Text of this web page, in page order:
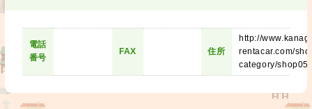
電話
番号
FAX 住所
http://
rentacar.com/
category/shop05/